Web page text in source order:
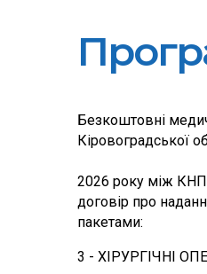
Безкоштовні
Кіровоградської
2026 року між КНП
договір про
пакетами:
3 - ХІРУРГІЧНІ